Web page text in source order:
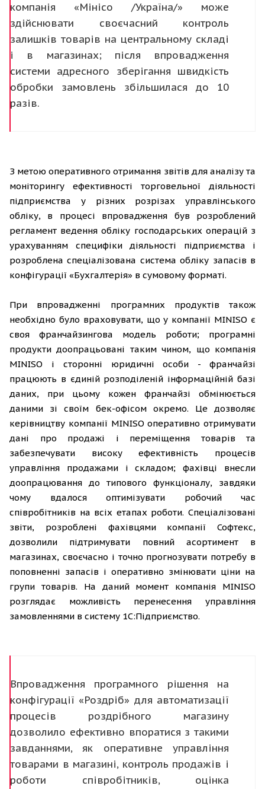
компанія «Мінісо /Україна/» може
здійснювати своєчасний контроль
залишків товарів на центральному складі
і в магазинах; після впровадження
системи адресного зберігання швидкість
обробки замовлень збільшилася до 10
разів.
З метою оперативного отримання звітів для аналізу та
моніторингу ефективності торговельної діяльності
підприємства у різних розрізах управлінського
обліку, в процесі впровадження був розроблений
регламент ведення обліку господарських операцій з
урахуванням специфіки діяльності підприємства і
розроблена спеціалізована система обліку запасів в
конфігурації «Бухгалтерія» в сумовому форматі.
При впровадженні програмних продуктів також
необхідно було враховувати, що у компанії MINISO є
своя франчайзингова модель роботи; програмні
продукти доопрацьовані таким чином, що компанія
MINISO і сторонні юридичні особи - франчайзі
працюють в єдиній розподіленій інформаційній базі
даних, при цьому кожен франчайзі обмінюється
даними зі своїм бек-офісом окремо. Це дозволяє
керівництву компанії MINISO оперативно отримувати
дані про продажі і переміщення товарів та
забезпечувати високу ефективність процесів
управління продажами і складом; фахівці внесли
доопрацювання до типового функціоналу, завдяки
чому вдалося оптимізувати робочий час
співробітників на всіх етапах роботи. Спеціалізовані
звіти, розроблені фахівцями компанії Софтекс,
дозволили підтримувати повний асортимент в
магазинах, своєчасно і точно прогнозувати потребу в
поповненні запасів і оперативно змінювати ціни на
групи товарів. На даний момент компанія MINISO
розглядає можливість перенесення управління
замовленнями в систему 1С:Підприємство.
Впровадження програмного рішення на
конфігурації «Роздріб» для автоматизації
процесів роздрібного магазину
дозволило ефективно впоратися з такими
завданнями, як оперативне управління
товарами в магазині, контроль продажів і
роботи співробітників, оцінка